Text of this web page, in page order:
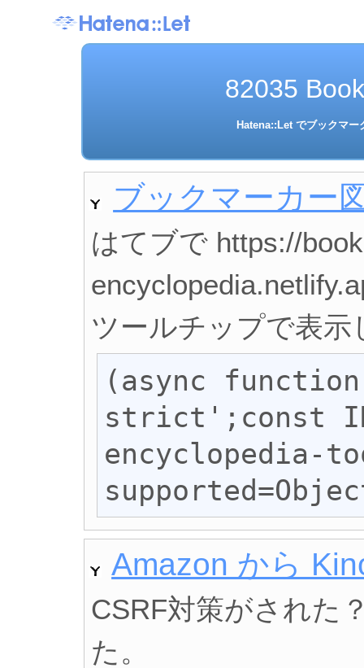
82035
Hatena::Let でブックマー
ブックマーカー
はてブで https://
ツールチップで表示
(async
strict';const
encyclopedia-
Amazon から
CSRF対策がされ
た。